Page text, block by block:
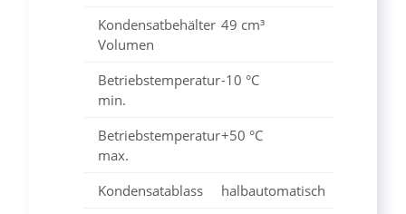
Kondensatbehälter
Volumen
49 cm³
Betriebstemperatur
min.
-10 °C
Betriebstemperatur
max.
+50 °C
Kondensatablass
halbautomatisch